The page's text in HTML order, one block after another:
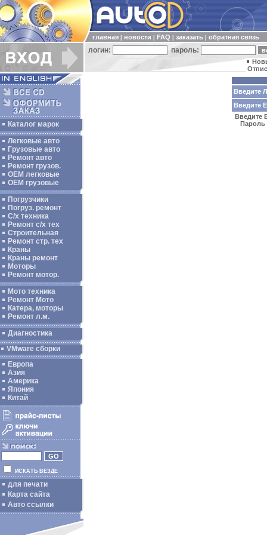
главная новости FAQ заказать обратная связь
логин: пароль:
Каталог марок
Легковые авто
Грузовые авто
Ремонт авто
Ремонт грузов.
ОЕМ легковые
OEM грузовые
Погрузчики
Погруз. ремонт
С/х техника
Ремонт с/х тех
Строительная
Ремонт стр. тех
Краны
Краны ремонт
Моторы
Ремонт мотор.
Мото техника
Ремонт Мото
Катера, моторы
Ремонт л.м.
Диагностика
VMware сборки
Европа
Азия
Америка
Япония
Китай
ИСКАТЬ ВЕЗДЕ
для печати
Карта сайта
Авто ссылки
Введите
Введите
Введите
Пароль